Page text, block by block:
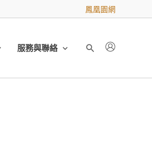
鳳凰園網
服務與聯絡
搜